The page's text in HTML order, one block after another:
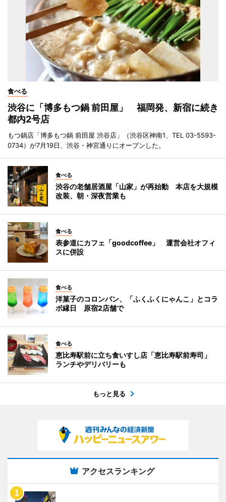
食べる
渋谷に「博多もつ鍋 前田屋」 福岡発、新宿に続き
都内2号店
もつ鍋店「博多もつ鍋 前田屋 渋谷店」（渋谷区神南1、TEL 03-5593-
0734）が7月19日、渋谷・神宮通りにオープンした。
食べる
渋谷の老舗居酒屋「山家」が再始動 本店を大規模
改装、朝・深夜営業も
食べる
表参道にカフェ「goodcoffee」 運営会社オフィ
スに併設
食べる
洋菓子のコロンバン、「ふくふくにゃんこ」とコラ
ボ縁日 原宿2店舗で
食べる
恵比寿駅前に立ち食いすし店「恵比寿駅前寿司」
ランチやデリバリーも
もっと見る
アクセスランキング